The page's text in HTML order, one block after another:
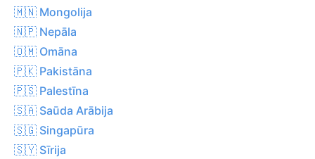
🇲🇳 Mongolija
🇳🇵 Nepāla
🇴🇲 Omāna
🇵🇰 Pakistāna
🇵🇸 Palestīna
🇸🇦 Saūda Arābija
🇸🇬 Singapūra
🇸🇾 Sīrija